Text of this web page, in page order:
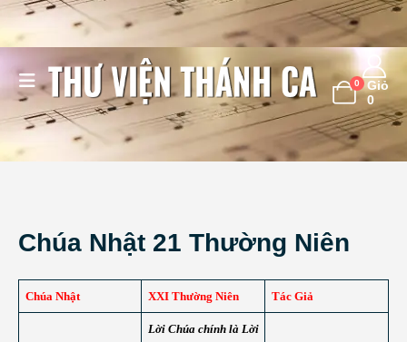
0
Giỏ
0
Chúa Nhật 21 Thường Niên
Chúa Nhật XXI Thường Niên Tác Giả
Lời Chúa chính là Lời